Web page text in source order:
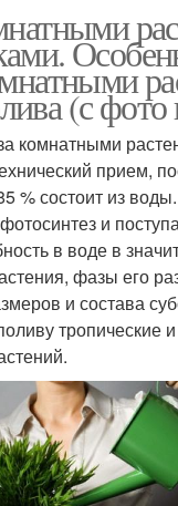
(с фото
комнатными
прием,
% состоит из
и
в воде в
фазы его
и состава
тропические